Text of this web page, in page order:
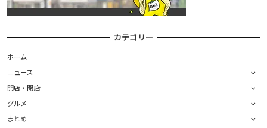
カテゴリー
ホーム
ニュース
開店・閉店
グルメ
まとめ